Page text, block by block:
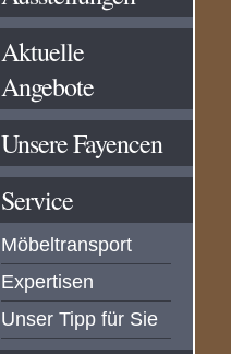
Aktuelle
Angebote
Unsere Fayencen
Service
Möbeltransport
Expertisen
Unser Tipp für Sie